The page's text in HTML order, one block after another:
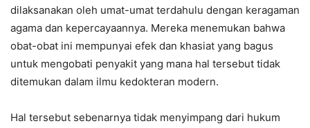
dilaksanakan oleh umat-umat terdahulu dengan keragaman
agama dan kepercayaannya. Mereka menemukan bahwa
obat-obat ini mempunyai efek dan khasiat yang bagus
untuk mengobati penyakit yang mana hal tersebut tidak
ditemukan dalam ilmu kedokteran modern.
Hal tersebut sebenarnya tidak menyimpang dari hukum